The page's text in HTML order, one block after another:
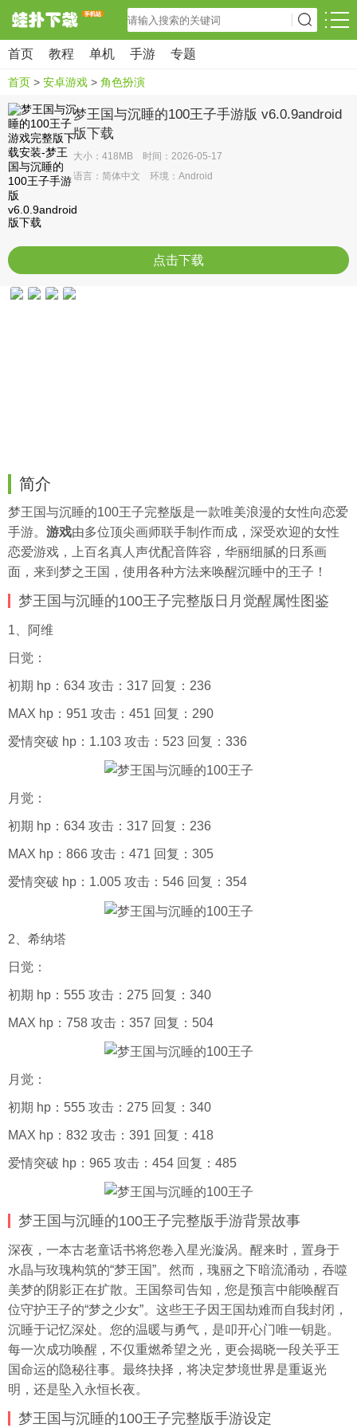
首页 教程 单机 手游 专题
首页 > 安卓游戏 > 角色扮演
梦王国与沉睡的100王子手游版 v6.0.9android
版下载
大小：418MB 时间：2026-05-17
语言：简体中文 环境：Android
点击下载
简介
梦王国与沉睡的100王子完整版是一款唯美浪漫的女性向恋爱
手游。 游戏由多位顶尖画师联手制作而成，深受欢迎的女性
恋爱游戏，上百名真人声优配音阵容，华丽细腻的日系画
面，来到梦之王国，使用各种方法来唤醒沉睡中的王子！
梦王国与沉睡的100王子完整版日月觉醒属性图鉴
1、阿维
日觉：
初期 hp：634 攻击：317 回复：236
MAX hp：951 攻击：451 回复：290
爱情突破 hp：1.103 攻击：523 回复：336
月觉：
初期 hp：634 攻击：317 回复：236
MAX hp：866 攻击：471 回复：305
爱情突破 hp：1.005 攻击：546 回复：354
2、希纳塔
日觉：
初期 hp：555 攻击：275 回复：340
MAX hp：758 攻击：357 回复：504
月觉：
初期 hp：555 攻击：275 回复：340
MAX hp：832 攻击：391 回复：418
爱情突破 hp：965 攻击：454 回复：485
梦王国与沉睡的100王子完整版手游背景故事
深夜，一本古老童话书将您卷入星光漩涡。醒来时，置身于
水晶与玫瑰构筑的“梦王国”。然而，瑰丽之下暗流涌动，吞噬
美梦的阴影正在扩散。王国祭司告知，您是预言中能唤醒百
位守护王子的“梦之少女”。这些王子因王国劫难而自我封闭，
沉睡于记忆深处。您的温暖与勇气，是叩开心门唯一钥匙。
每一次成功唤醒，不仅重燃希望之光，更会揭晓一段关乎王
国命运的隐秘往事。最终抉择，将决定梦境世界是重返光
明，还是坠入永恒长夜。
梦王国与沉睡的100王子完整版手游设定